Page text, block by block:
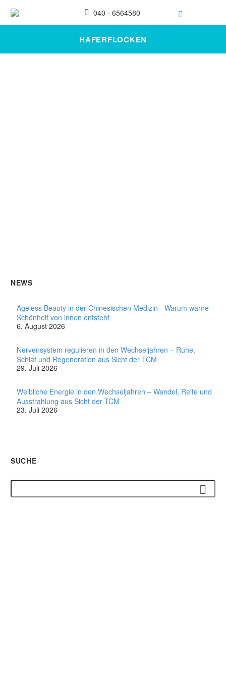
040 - 6564580
HAFERFLOCKEN
NEWS
Ageless Beauty in der Chinesischen Medizin - Warum wahre
Schönheit von innen entsteht
6. August 2026
Nervensystem regulieren in den Wechseljahren – Ruhe,
Schlaf und Regeneration aus Sicht der TCM
29. Juli 2026
Weibliche Energie in den Wechseljahren – Wandel, Reife und
Ausstrahlung aus Sicht der TCM
23. Juli 2026
SUCHE